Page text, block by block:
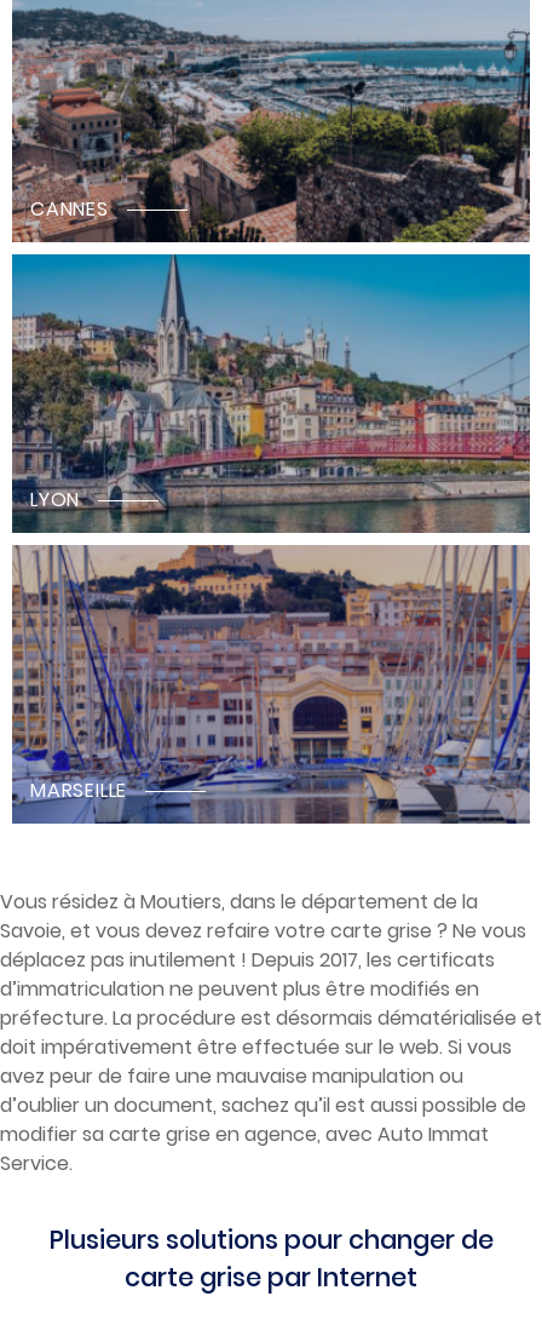
CANNES
LYON
MARSEILLE
Vous résidez à Moutiers, dans le département de la
Savoie, et vous devez refaire votre carte grise ? Ne vous
déplacez pas inutilement ! Depuis 2017, les certificats
d’immatriculation ne peuvent plus être modifiés en
préfecture. La procédure est désormais dématérialisée et
doit impérativement être effectuée sur le web. Si vous
avez peur de faire une mauvaise manipulation ou
d’oublier un document, sachez qu’il est aussi possible de
modifier sa carte grise en agence, avec Auto Immat
Service.
Plusieurs solutions pour changer de
carte grise par Internet